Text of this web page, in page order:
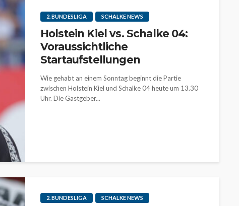
2. BUNDESLIGA SCHALKE NEWS
Holstein Kiel vs. Schalke 04:
Voraussichtliche
Startaufstellungen
Wie gehabt an einem Sonntag beginnt die Partie
zwischen Holstein Kiel und Schalke 04 heute um 13.30
Uhr. Die Gastgeber...
2. BUNDESLIGA SCHALKE NEWS